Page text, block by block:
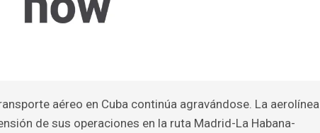
aéreo en Cuba continúa agravándose. La aerolínea
de sus operaciones en la ruta Madrid-La Habana-